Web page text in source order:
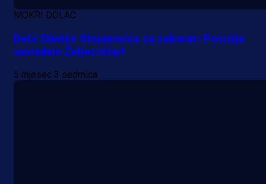
MOKRI DOLAC
Debi Slaviše Stojanovića za zaborav: Posušje
savladalo Željezničar!
5 mjesec 3 sedmica